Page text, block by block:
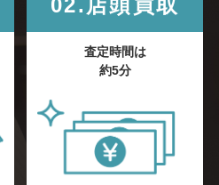
02.店頭買取
査定時間は
約5分